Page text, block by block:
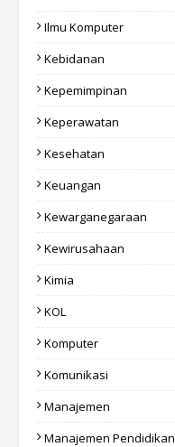
Ilmu Komputer
Kebidanan
Kepemimpinan
Keperawatan
Kesehatan
Keuangan
Kewarganegaraan
Kewirusahaan
Kimia
KOL
Komputer
Komunikasi
Manajemen
Manajemen Pendidikan